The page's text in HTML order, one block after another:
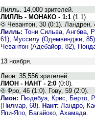
Лилль. 14,000 зрителей.
ЛИЛЛЬ - МОНАКО - 1:1(1:1).
Чевантон, 30 (0:1). Ландрен,
Лилль: Тони Сильва, Ангбва,
61), Муссилу (Одемвинджи, 85).
Чевантон (Адебайор, 82),
13 ноября.
Лион. 35,556 зрителей.
ЛИОН - НАНТ - 2:0(0:0).
Фро, 46 (1:0). Гову, 59 (2:0).
Лион: Пюдебуа, Крис, Берто,
(Нилмар, 68). Нант: Ландро,
Япи-Япо, Багайоко, Ахамада.